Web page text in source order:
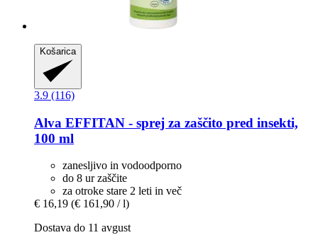
Košarica
3.9 (116)
Alva EFFITAN -​ sprej za zaščito pred insekti,
100 ml
zanesljivo in vodoodporno
do 8 ur zaščite
za otroke stare 2 leti in več
€ 16,19 (€ 161,90 / l)
Dostava do 11 avgust